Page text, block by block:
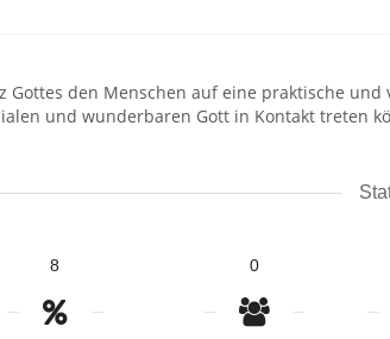
den Menschen auf eine praktische
und wunderbaren Gott in Kontakt treten
8 0